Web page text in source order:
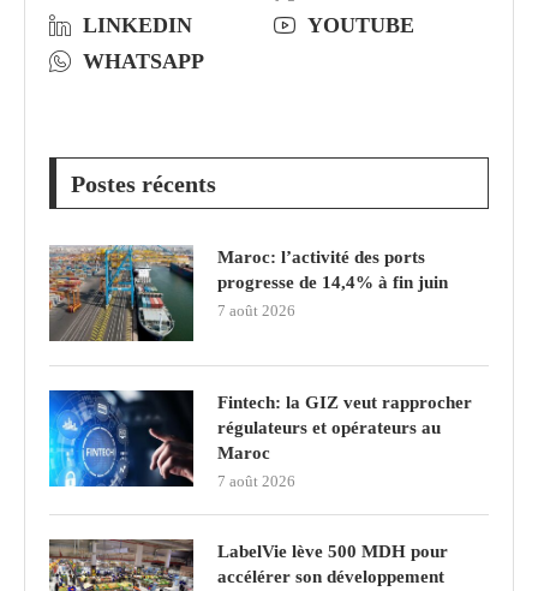
LINKEDIN
YOUTUBE
WHATSAPP
Postes récents
Maroc: l’activité des ports
progresse de 14,4% à fin juin
7 août 2026
Fintech: la GIZ veut rapprocher
régulateurs et opérateurs au
Maroc
7 août 2026
LabelVie lève 500 MDH pour
accélérer son développement